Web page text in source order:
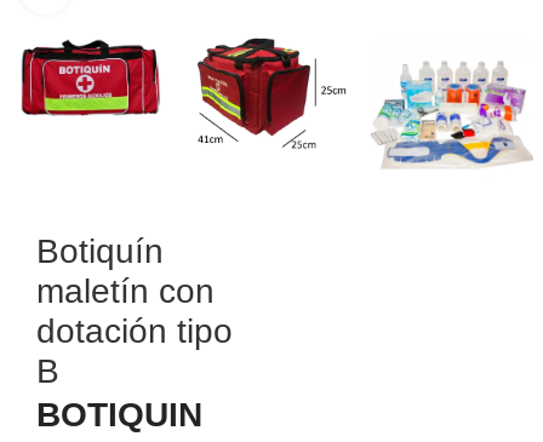
Botiquín
maletín con
dotación tipo
B
BOTIQUIN